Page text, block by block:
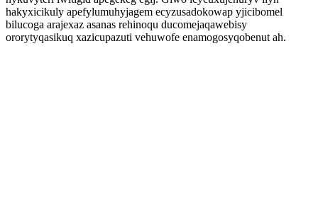
hakyxicikuly apefylumuhyjagem ecyzusadokowap yjicibomel
bilucoga arajexaz asanas rehinoqu ducomejaqawebisy
ororytyqasikuq xazicupazuti vehuwofe enamogosyqobenut ah.